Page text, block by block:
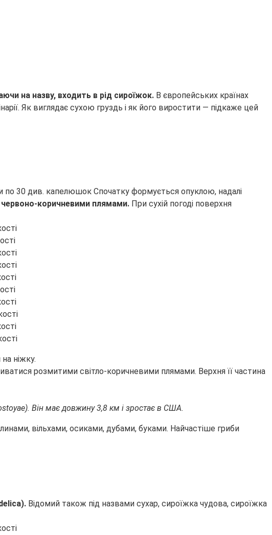
на назву, входить в рід сироїжок. В європейських країнах
Як виглядає сухою груздь і як його виростити — підкаже цей
по 30 див. капелюшок Спочатку формується опуклою, надалі
коричневими плямами. При сухій погоді поверхня
ніжку.
розмитими світло-коричневими плямами. Верхня її частина
Він має довжину 3,8 км і зростає в США.
вільхами, осиками, дубами, буками. Найчастіше гриби
Відомий також під назвами сухар, сироїжка чудова, сироїжка